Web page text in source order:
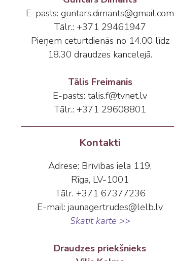
E-pasts: guntars.dimants@gmail.com
Tālr.: +371 29461947
Pieņem ceturtdienās no 14.00 līdz
18.30 draudzes kancelejā.
Tālis Freimanis
E-pasts: talis.f@tvnet.lv
Tālr.: +371 29608801
Kontakti
Adrese: Brīvības iela 119,
Rīga, LV-1001
Tālr. +371 67377236
E-mail: jaunagertrudes@lelb.lv
Skatīt kartē >>
Draudzes priekšnieks